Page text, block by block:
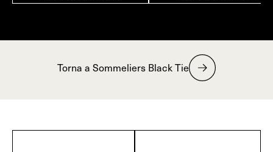
Torna a Sommeliers Black Tie